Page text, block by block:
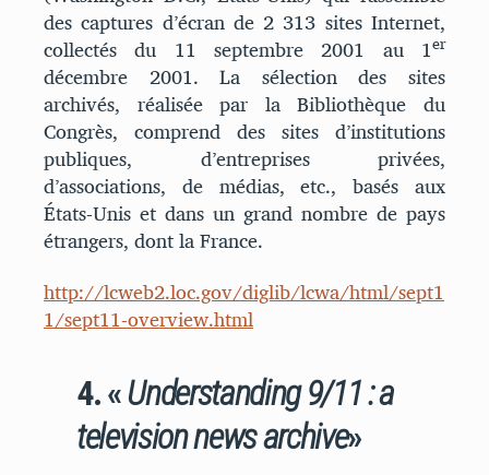
des captures d’écran de 2 313 sites Internet,
collectés du 11 septembre 2001 au 1er
décembre 2001. La sélection des sites
archivés, réalisée par la Bibliothèque du
Congrès, comprend des sites d’institutions
publiques, d’entreprises privées,
d’associations, de médias, etc., basés aux
États-Unis et dans un grand nombre de pays
étrangers, dont la France.
http://lcweb2.loc.gov/diglib/lcwa/html/sept1
1/sept11-overview.html
4. «Understanding 9/11 : a
television news archive»